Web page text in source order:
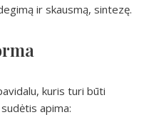
ir skausmą, sintezę.
kuris turi būti
apima: